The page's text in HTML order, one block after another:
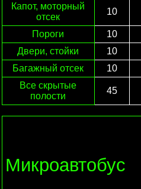
Капот, моторный
отсек
10
Пороги 10
Двери, стойки
10
Багажный отсек
10
Все скрытые
полости
45
Микроавтобус